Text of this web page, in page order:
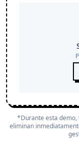
*Durante esta demo,
eliminan